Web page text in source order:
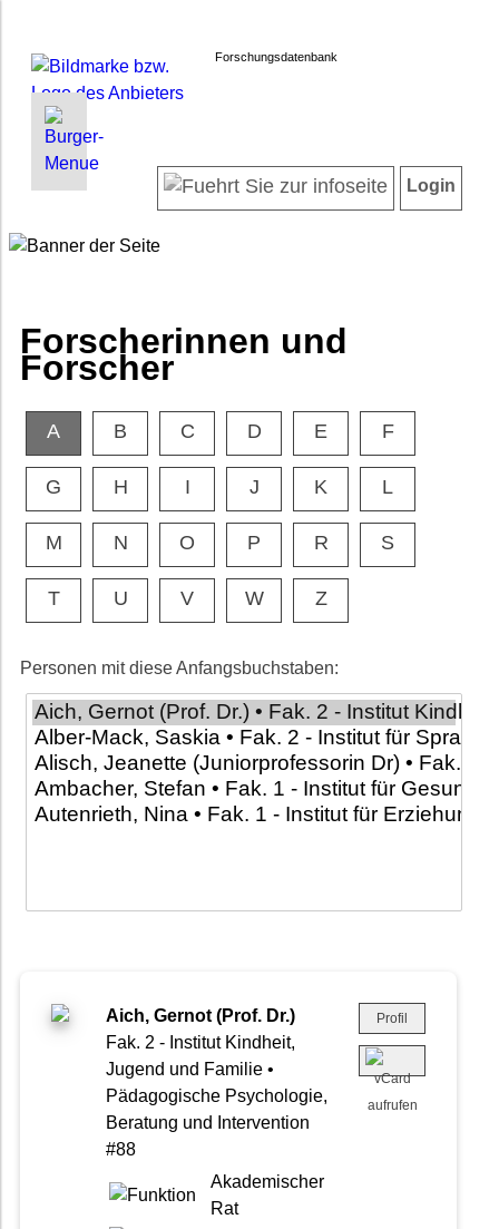
Forschungsdatenbank
INFORMATIONEN | SUCHEN
Forscherinnen und Forscher
Barrierefreiheit
LOGIN
Login
Forscherinnen und
Forscher
A B C D E F
G H I J K L
M N O P R S
T U V W Z
Personen mit diese Anfangsbuchstaben:
Aich, Gernot (Prof. Dr.)
Fak. 2 - Institut Kindheit,
Jugend und Familie •
Pädagogische Psychologie,
Beratung und Intervention
#88
Akademischer
Rat
Profil